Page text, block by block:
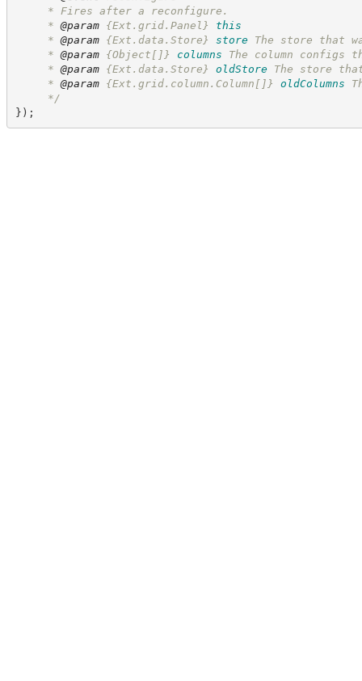
* Fires after a reconfigure.
* @param {Ext.grid.Panel}
this
* @param {Ext.data.Store} store
The store that
* @param {Object[]} columns
The column configs
* @param {Ext.data.Store} oldStore
The store
* @param {Ext.grid.column.Column[]} oldColumns
*/
} ) ;